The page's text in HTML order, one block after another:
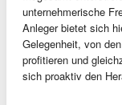
unternehmerische
Anleger bietet sich
Gelegenheit, von
profitieren und
sich proaktiv den